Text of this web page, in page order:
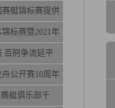
赛艇锦标赛提供
标赛暨2021年
百舸争流延平
公开赛10周年
艇俱乐部千